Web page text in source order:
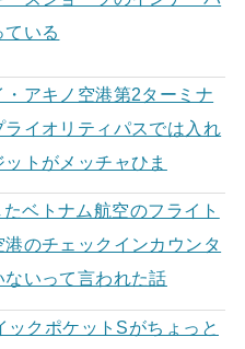
ている
・アキノ空港第2ターミナ
ライオリティパスでは入れ
トがメッチャひま
ベトナム航空のフライト
のチェックインカウンタ
いって言われた話
ックポケットSがちょっと